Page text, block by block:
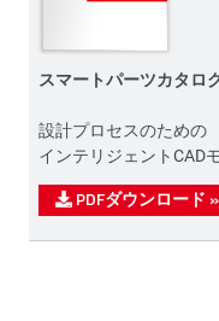
スマートパーツカタロ
設計プロセスのための
インテリジェントCAD
PDFダウンロード »